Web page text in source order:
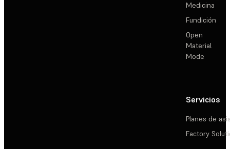
Medicina
Fundición
Open
Material
Mode
Servicios
Planes de
Factory